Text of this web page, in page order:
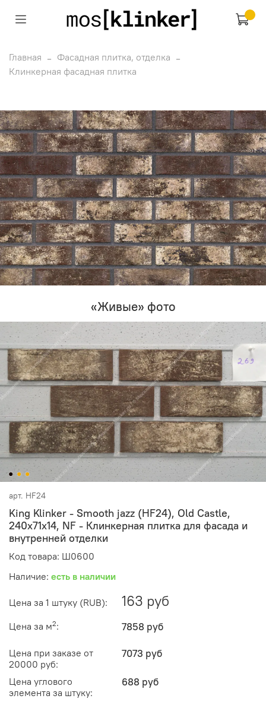
Главная
Фасадная плитка, отделка
Клинкерная фасадная плитка
«Живые» фото
арт. HF24
King Klinker - Smooth jazz (HF24), Old Castle,
240x71x14, NF - Клинкерная плитка для фасада и
внутренней отделки
Код товара: Ш0600
Наличие: есть в наличии
Цена за 1 штуку (RUB): 163 руб
Цена за м2: 7858 руб
Цена при заказе от
20000 руб:
7073 руб
Цена углового
элемента за штуку:
688 руб